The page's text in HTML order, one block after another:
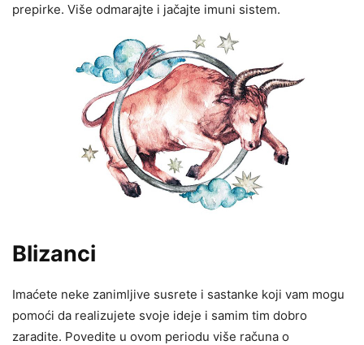
prepirke. Više odmarajte i jačajte imuni sistem.
Blizanci
Imaćete neke zanimljive susrete i sastanke koji vam mogu
pomoći da realizujete svoje ideje i samim tim dobro
zaradite. Povedite u ovom periodu više računa o